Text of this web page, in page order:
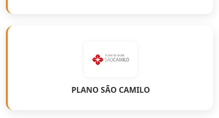
PLANO SÃO CAMILO